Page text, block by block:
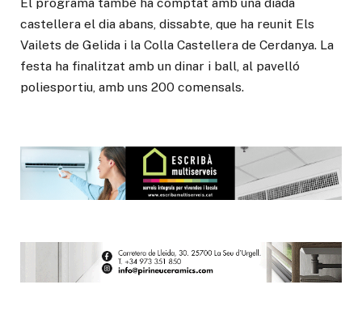
castellera el dia abans, dissabte, que ha reunit Els
Vailets de Gelida i la Colla Castellera de Cerdanya. La
festa ha finalitzat amb un dinar i ball, al pavelló
poliesportiu, amb uns 200 comensals.